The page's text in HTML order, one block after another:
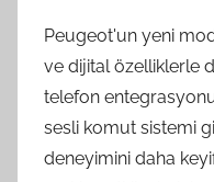
Peugeot'un yeni
ve dijital özelliklerle
telefon
sesli komut sistemi
deneyimini daha